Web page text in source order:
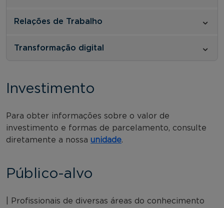
Relações de Trabalho
Transformação digital
Investimento
Para obter informações sobre o valor de
investimento e formas de parcelamento, consulte
diretamente a nossa unidade.
Público-alvo
| Profissionais de diversas áreas do conhecimento